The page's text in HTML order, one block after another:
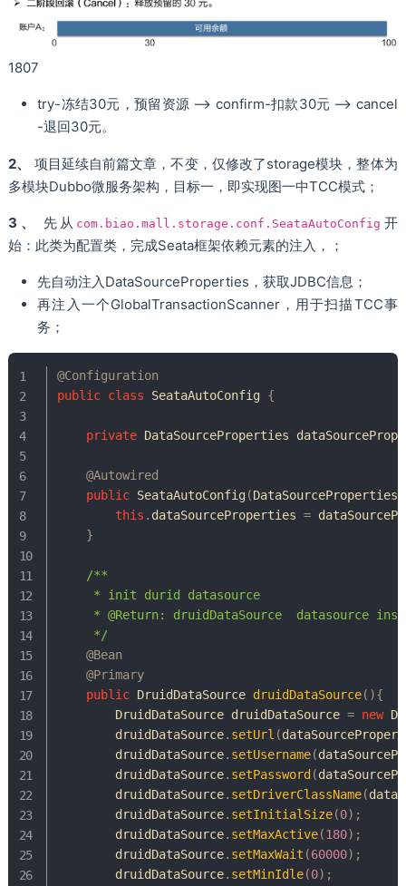
1807
try-冻结30元，预留资源 --> confirm-扣款30元 --> cancel
-退回30元。
2、
项目延续自前篇文章，不变，仅修改了storage模块，整体为
多模块Dubbo微服务架构，目标一，即实现图一中TCC模式；
3、 先从 com.biao.mall.storage.conf.SeataAutoConfig 开
始：此类为配置类，完成Seata框架依赖元素的注入，；
先自动注入DataSourceProperties，获取JDBC信息；
再注入一个GlobalTransactionScanner，用于扫描TCC事
务；
@Configuration
public class SeataAutoConfig {
private DataSourceProperties
@Autowired
public SeataAutoConfig(DataSourceProperties
this . dataSourceProperties =
}
/**
     * init durid datasource
* @Return: druidDataSource  datasource
     */
@Bean
@Primary
public DruidDataSource druidDataSource( ){
DruidDataSource druidDataSource = new
        druidDataSource
. setUrl (
        druidDataSource
. setUsername(
        druidDataSource
. setPassword (
        druidDataSource
. setDriverClassName(
        druidDataSource
. setInitialSize(0) ;
        druidDataSource
. setMaxActive(180) ;
        druidDataSource
. setMaxWait (60000) ;
        druidDataSource
. setMinIdle(0) ;